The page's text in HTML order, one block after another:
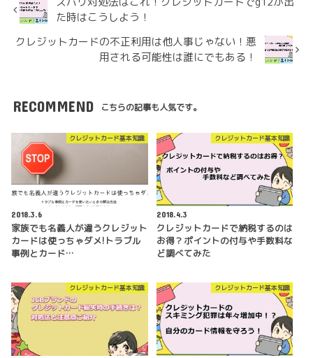
た時はこうしよう！
クレジットカードの不正利用は他人事じゃない！悪
用される可能性は誰にでもある！
RECOMMEND こちらの記事も人気です。
クレジットカード基本知識
2018.3.6
家族でも名義人が違うクレジット
カードは使っちゃダメ!トラブル
事例とカード…
クレジットカード基本知識
2018.4.3
クレジットカードで納税するのは
お得？ポイントの付与や手数料な
ど調べてみた
クレジットカード基本知識 クレジットカード基本知識